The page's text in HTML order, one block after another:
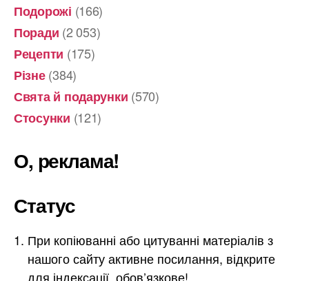
Подорожі (166)
Поради (2 053)
Рецепти (175)
Різне(384)
Свята й подарунки (570)
Стосунки (121)
О, реклама!
Статус
При копіюванні або цитуванні матеріалів з
нашого сайту активне посилання, відкрите
для індексації, обов’язкове!